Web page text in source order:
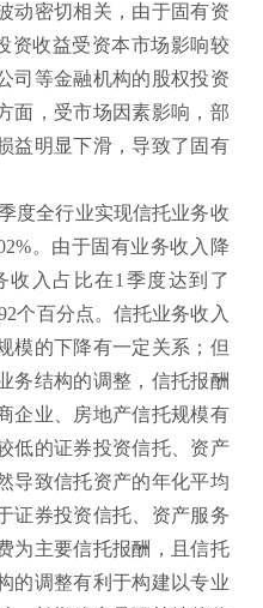
动密切相关，由于固有资
资收益受资本市场影响较
司等金融机构的股权投资
面，受市场因素影响，部
益明显下滑，导致了固有
度全行业实现信托业务收
。由于固有业务收入降
收入占比在1季度达到了
个百分点。信托业务收入
模的下降有一定关系；但
务结构的调整，信托报酬
企业、房地产信托规模有
低的证券投资信托、资产
导致信托资产的年化平均
证券投资信托、资产服务
为主要信托报酬，且信托
的调整有利于构建以专业